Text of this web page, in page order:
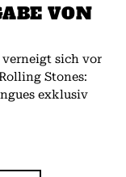
VON
verneigt sich vor
exklusiv